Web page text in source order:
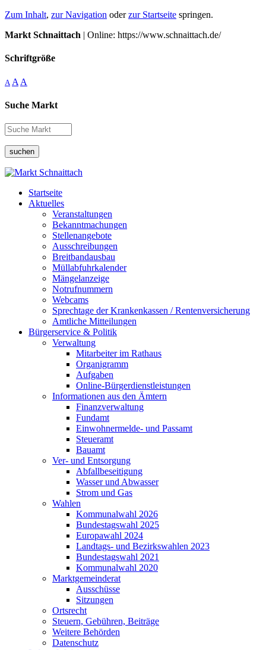
Zum Inhalt, zur Navigation oderzur Startseite springen.
Markt Schnaittach | Online: https://www.schnaittach.de/
Schriftgröße
A A A
Suche Markt
suchen
Startseite
Aktuelles
Veranstaltungen
Bekanntmachungen
Stellenangebote
Ausschreibungen
Breitbandausbau
Müllabfuhrkalender
Mängelanzeige
Notrufnummern
Webcams
Sprechtage der Krankenkassen / Rentenversicherung
Amtliche Mitteilungen
Bürgerservice & Politik
Verwaltung
Mitarbeiter im Rathaus
Organigramm
Aufgaben
Online-Bürgerdienstleistungen
Informationen aus den Ämtern
Finanzverwaltung
Fundamt
Einwohnermelde- und Passamt
Steueramt
Bauamt
Ver- und Entsorgung
Abfallbeseitigung
Wasser und Abwasser
Strom und Gas
Wahlen
Kommunalwahl 2026
Bundestagswahl 2025
Europawahl 2024
Landtags- und Bezirkswahlen 2023
Bundestagswahl 2021
Kommunalwahl 2020
Marktgemeinderat
Ausschüsse
Sitzungen
Ortsrecht
Steuern, Gebühren, Beiträge
Weitere Behörden
Datenschutz